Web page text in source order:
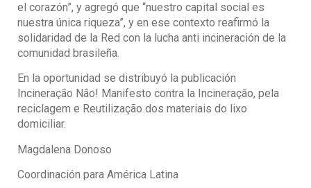
el corazón”, y agregó que “nuestro capital social es
nuestra única riqueza”, y en ese contexto reafirmó la
solidaridad de la Red con la lucha anti incineración de la
comunidad brasileña.
En la oportunidad se distribuyó la publicación
Incineração Não! Manifesto contra la Incineração, pela
reciclagem e Reutilização dos materiais do lixo
domiciliar.
Magdalena Donoso
Coordinación para América Latina